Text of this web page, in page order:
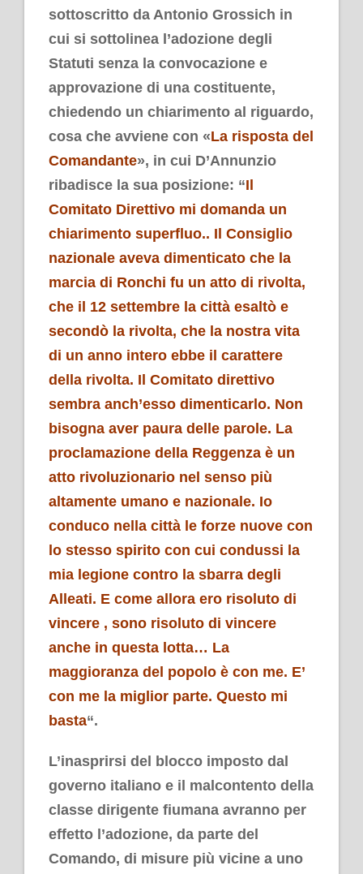
sottoscritto da Antonio Grossich in
cui si sottolinea l’adozione degli
Statuti senza la convocazione e
approvazione di una costituente,
chiedendo un chiarimento al riguardo,
cosa che avviene con «La risposta del
Comandante», in cui D’Annunzio
ribadisce la sua posizione: “Il
Comitato Direttivo mi domanda un
chiarimento superfluo.. Il Consiglio
nazionale aveva dimenticato che la
marcia di Ronchi fu un atto di rivolta,
che il 12 settembre la città esaltò e
secondò la rivolta, che la nostra vita
di un anno intero ebbe il carattere
della rivolta. Il Comitato direttivo
sembra anch’esso dimenticarlo. Non
bisogna aver paura delle parole. La
proclamazione della Reggenza è un
atto rivoluzionario nel senso più
altamente umano e nazionale. Io
conduco nella città le forze nuove con
lo stesso spirito con cui condussi la
mia legione contro la sbarra degli
Alleati. E come allora ero risoluto di
vincere , sono risoluto di vincere
anche in questa lotta… La
maggioranza del popolo è con me. E’
con me la miglior parte. Questo mi
basta“.
L’inasprirsi del blocco imposto dal
governo italiano e il malcontento della
classe dirigente fiumana avranno per
effetto l’adozione, da parte del
Comando, di misure più vicine a uno